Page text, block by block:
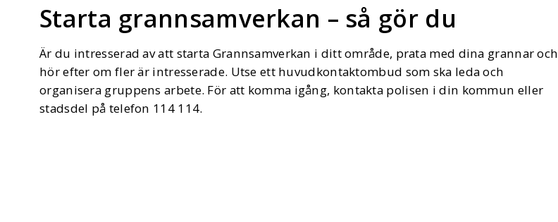
Starta grannsamverkan – så gör du
Är du intresserad av att starta Grannsamverkan i ditt område, prata med dina grannar och
hör efter om fler är intresserade. Utse ett huvudkontaktombud som ska leda och
organisera gruppens arbete. För att komma igång, kontakta polisen i din kommun eller
stadsdel på telefon 114 114.